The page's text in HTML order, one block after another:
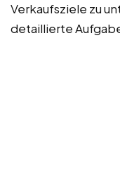
Verkaufsziele zu
detaillierte